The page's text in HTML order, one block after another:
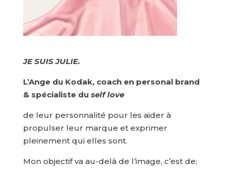
JE SUIS JULIE.
L’Ange du Kodak, coach en personal brand
& spécialiste du self love
de leur personnalité pour les aider à
propulser leur marque et exprimer
pleinement qui elles sont.
Mon objectif va au-delà de l’image, c’est de;